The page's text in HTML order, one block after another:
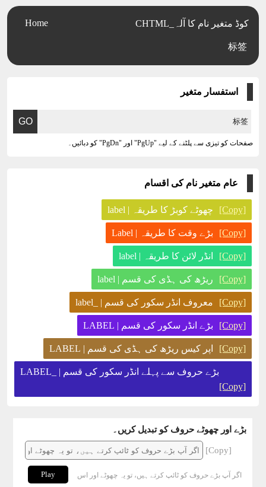
CHTML_کوڈ متغیر نام کا آلہ
标签
Home
استفسار متغیر
صفحات کو تیزی سے پلٹنے کے لیے "PgUp" اور "PgDn" کو دبائیں۔
عام متغیر نام کی اقسام
چھوٹے کوبڑ کا طریقہ | label [Copy]
بڑے وقت کا طریقہ | Label [Copy]
انڈر لائن کا طریقہ | label [Copy]
ریڑھ کی ہڈی کی قسم | label [Copy]
معروف انڈر سکور کی قسم | _label [Copy]
بڑے انڈر سکور کی قسم | LABEL [Copy]
اپر کیس ریڑھ کی ہڈی کی قسم | LABEL [Copy]
بڑے حروف سے پہلے انڈر سکور کی قسم | _LABEL
[Copy]
بڑے اور چھوٹے حروف کو تبدیل کریں۔
[Copy]
Play
اگر آپ بڑے حروف کو ٹائپ کرتے ہیں، تو یہ چھوٹے اور اس